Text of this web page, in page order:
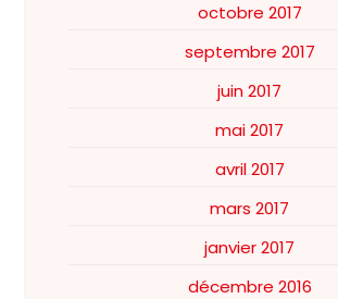
octobre 2017
septembre 2017
juin 2017
mai 2017
avril 2017
mars 2017
janvier 2017
décembre 2016